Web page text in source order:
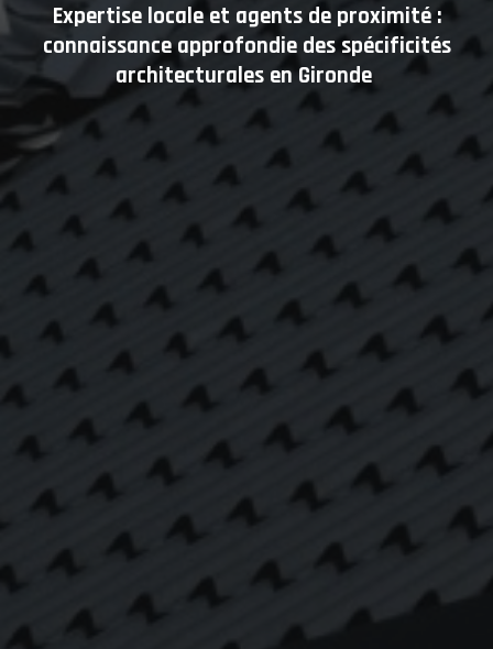
Expertise locale et agents de proximité :
connaissance approfondie des spécificités
architecturales en Gironde